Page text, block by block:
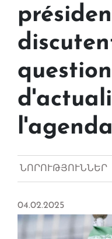
ՆՈՐՈՒԹՅՈՒՆՆԵՐ
04.02.2025